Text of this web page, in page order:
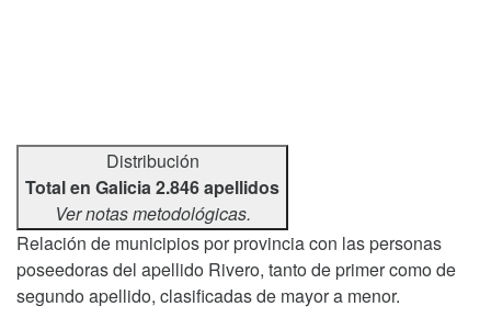
Distribución
Total en Galicia 2.846 apellidos
Ver notas metodológicas.
Relación de municipios por provincia con las personas
poseedoras del apellido Rivero, tanto de primer como de
segundo apellido, clasificadas de mayor a menor.